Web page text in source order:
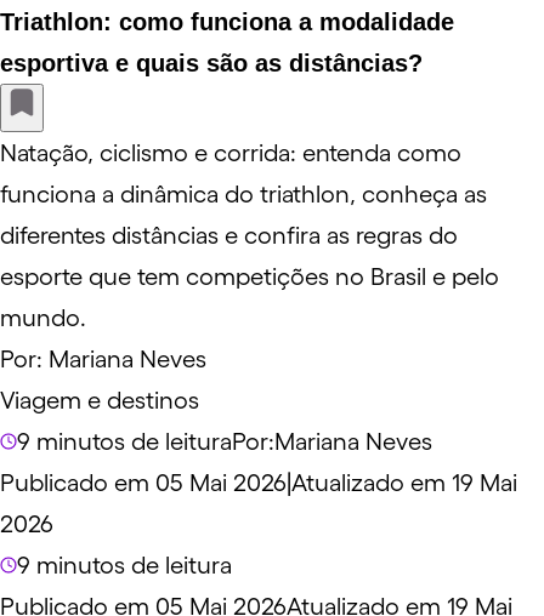
Triathlon: como funciona a modalidade
esportiva e quais são as distâncias?
Natação, ciclismo e corrida: entenda como
funciona a dinâmica do triathlon, conheça as
diferentes distâncias e confira as regras do
esporte que tem competições no Brasil e pelo
mundo.
Por: Mariana Neves
Viagem e destinos
9 minutos de leituraPor:Mariana Neves
Publicado em 05 Mai 2026 Atualizado em 19 Mai
2026
9 minutos de leitura
Publicado em 05 Mai 2026Atualizado em 19 Mai